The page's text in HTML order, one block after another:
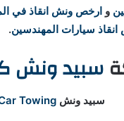
و ارخص ونش انقاذ في
سيارات المهندسين.
سبيد ونش
سبيد ونش Speed Winch Car ForTowing